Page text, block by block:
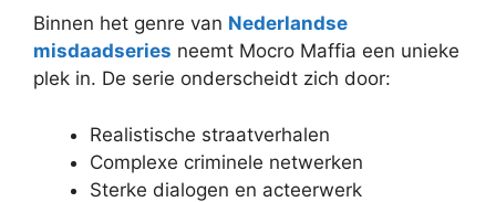
Binnen het genre van Nederlandse
misdaadseries neemt Mocro Maffia een unieke
plek in. De serie onderscheidt zich door:
Realistische straatverhalen
Complexe criminele netwerken
Sterke dialogen en acteerwerk